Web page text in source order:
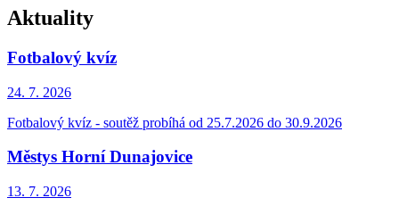
Aktuality
Fotbalový kvíz
24. 7. 2026
Fotbalový kvíz - soutěž probíhá od 25.7.2026 do 30.9.2026
Městys Horní Dunajovice
13. 7. 2026